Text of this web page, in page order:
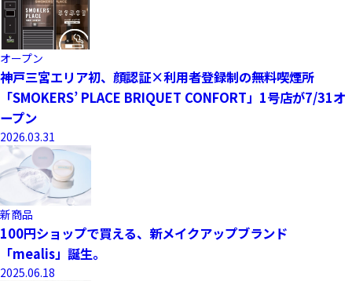
オープン
神戸三宮エリア初、顔認証×利用者登録制の無料喫煙所
「SMOKERS’ PLACE BRIQUET CONFORT」1号店が7/31オ
ープン
2026.03.31
新商品
100円ショップで買える、新メイクアップブランド
「mealis」誕生。
2025.06.18